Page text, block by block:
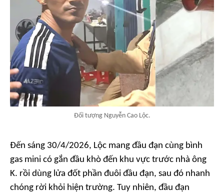
Đối tượng Nguyễn Cao Lộc.
Đến sáng 30/4/2026, Lộc mang đầu đạn cùng bình
gas mini có gắn đầu khò đến khu vực trước nhà ông
K. rồi dùng lửa đốt phần đuôi đầu đạn, sau đó nhanh
chóng rời khỏi hiện trường. Tuy nhiên, đầu đạn